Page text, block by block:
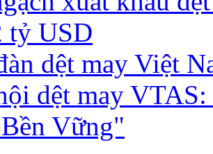
tỷ USD
dệt may Việt
dệt may
Vững"